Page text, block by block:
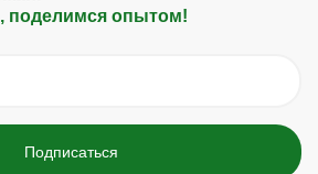
поделимся опытом!